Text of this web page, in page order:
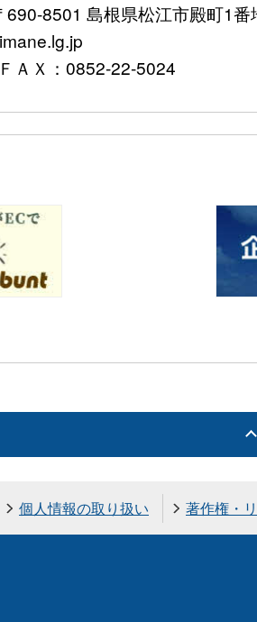
8501 島根県松江市殿町1番
ＡＸ：0852-22-5024
個人情報の取り扱い 著作権・